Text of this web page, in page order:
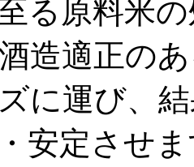
る原料米
造適正の
に運び、
安定させ